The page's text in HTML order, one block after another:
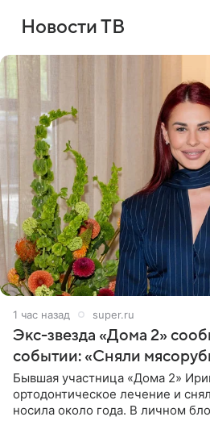
Новости ТВ
1 час назад super.ru
Экс-звезда «Дома 2»
событии: «Сняли
Бывшая участница «Дома 2»
ортодонтическое лечение и
носила около года. В личном